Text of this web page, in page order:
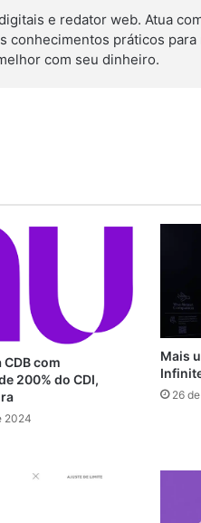
e redator web. Atua
conhecimentos práticos para
com seu dinheiro.
com
200% do CDI,
2024
Mais
26